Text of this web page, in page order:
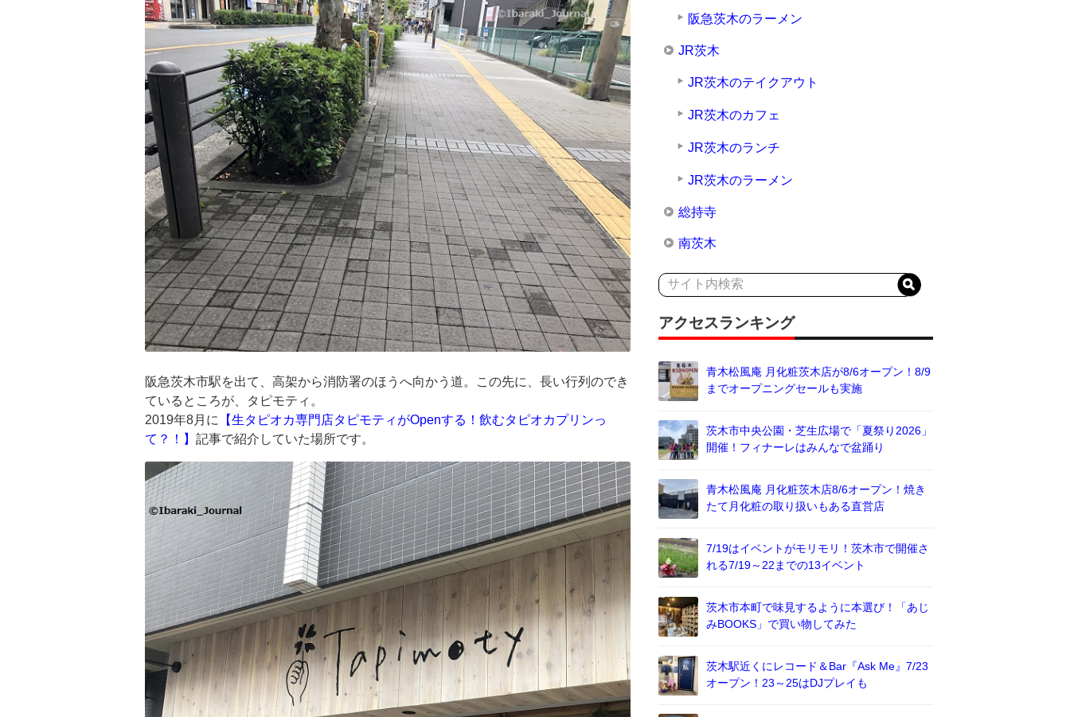
阪急茨木市駅を出て、高架から消防署のほうへ向かう道。この先に、長い行列のでき
ているところが、タピモティ。
2019年8月に 【生タピオカ専門店タピモティがOpenする！飲むタピオカプリンっ
て？！】 記事で紹介していた場所です。
阪急茨木のラーメン
JR茨木
JR茨木のテイクアウト
JR茨木のカフェ
JR茨木のランチ
JR茨木のラーメン
総持寺
南茨木
アクセスランキング
青木松風庵 月化粧茨木店が8/6オープン！8/9
までオープニングセールも実施
茨木市中央公園・芝生広場で「夏祭り2026」
開催！フィナーレはみんなで盆踊り
青木松風庵 月化粧茨木店8/6オープン！焼き
たて月化粧の取り扱いもある直営店
7/19はイベントがモリモリ！茨木市で開催さ
れる7/19～22までの13イベント
茨木市本町で味見するように本選び！「あじ
みBOOKS」で買い物してみた
茨木駅近くにレコード＆Bar『Ask Me』7/23
オープン！23～25はDJプレイも